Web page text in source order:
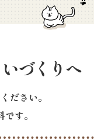
づくりへ
ださい。
す。